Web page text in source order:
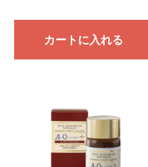
カートに入れる